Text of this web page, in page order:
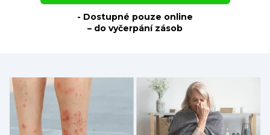
- Dostupné pouze online
– do vyčerpání zásob